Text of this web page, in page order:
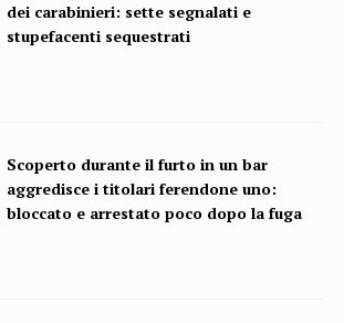
dei carabinieri: sette segnalati e
stupefacenti sequestrati
Scoperto durante il furto in un bar
aggredisce i titolari ferendone uno:
bloccato e arrestato poco dopo la fuga